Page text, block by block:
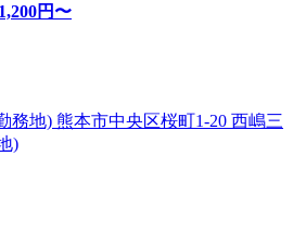
円〜
務地) 熊本市中央区桜町1-20 西嶋三
)